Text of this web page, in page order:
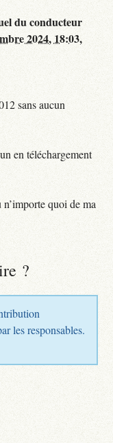
du conducteur
2024, 18:03,
sans aucun
en téléchargement
quoi de ma
?
les responsables.